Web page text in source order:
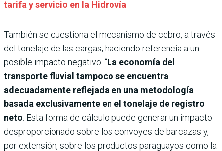
tarifa y servicio en la Hidrovía
También se cuestiona el mecanismo de cobro, a través
del tonelaje de las cargas, haciendo referencia a un
posible impacto negativo. “La economía del
transporte fluvial tampoco se encuentra
adecuadamente reflejada en una metodología
basada exclusivamente en el tonelaje de registro
neto . Esta forma de cálculo puede generar un impacto
desproporcionado sobre los convoyes de barcazas y,
por extensión, sobre los productos paraguayos como la